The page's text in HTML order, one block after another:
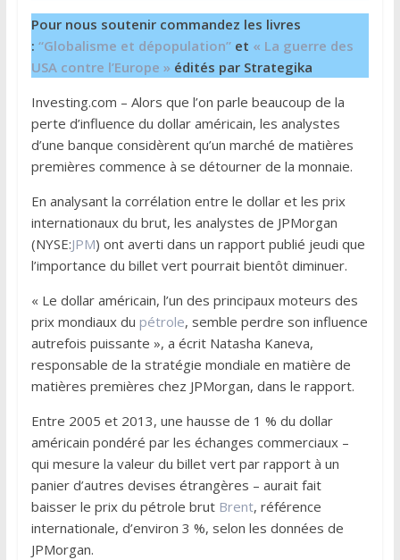
Pour nous soutenir commandez les livres
: “Globalisme et dépopulation”et « La guerre des
USA contre l’Europe » édités par Strategika
Investing.com – Alors que l’on parle beaucoup de la
perte d’influence du dollar américain, les analystes
d’une banque considèrent qu’un marché de matières
premières commence à se détourner de la monnaie.
En analysant la corrélation entre le dollar et les prix
internationaux du brut, les analystes de JPMorgan
(NYSE:JPM) ont averti dans un rapport publié jeudi que
l’importance du billet vert pourrait bientôt diminuer.
« Le dollar américain, l’un des principaux moteurs des
prix mondiaux du pétrole, semble perdre son influence
autrefois puissante », a écrit Natasha Kaneva,
responsable de la stratégie mondiale en matière de
matières premières chez JPMorgan, dans le rapport.
Entre 2005 et 2013, une hausse de 1 % du dollar
américain pondéré par les échanges commerciaux –
qui mesure la valeur du billet vert par rapport à un
panier d’autres devises étrangères – aurait fait
baisser le prix du pétrole brut Brent, référence
internationale, d’environ 3 %, selon les données de
JPMorgan.